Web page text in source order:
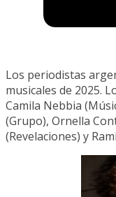
Los periodistas
musicales de 2025.
Camila Nebbia
(Grupo), Ornella
(Revelaciones) y